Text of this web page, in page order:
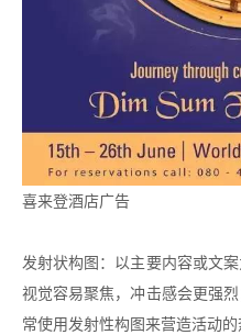
喜来登酒店广告
发射状构图：以主要内容或文
视觉容易聚焦，冲击感会更强
常使用发射性构图来营造活动的